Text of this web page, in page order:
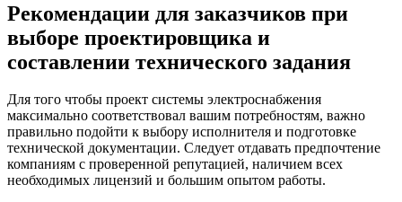
Рекомендации для заказчиков при
выборе проектировщика и
составлении технического задания
Для того чтобы проект системы электроснабжения
максимально соответствовал вашим потребностям, важно
правильно подойти к выбору исполнителя и подготовке
технической документации. Следует отдавать предпочтение
компаниям с проверенной репутацией, наличием всех
необходимых лицензий и большим опытом работы.